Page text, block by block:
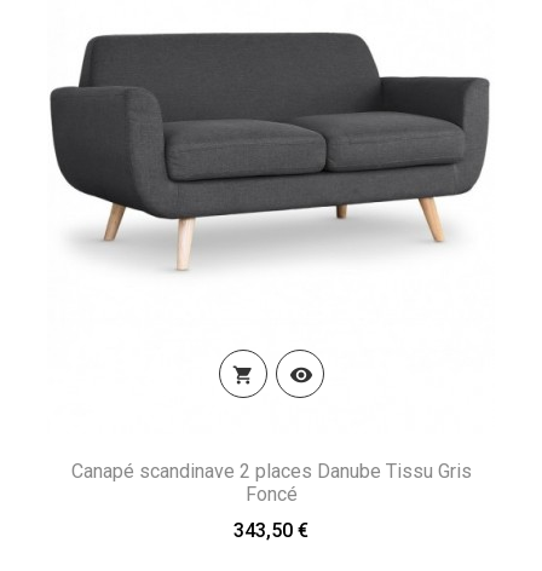
 
Canapé scandinave 2 places Danube Tissu Gris
Foncé
343,50 €